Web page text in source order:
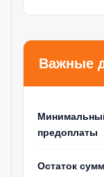
Важные
предоплаты
Остаток